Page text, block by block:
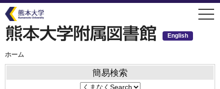
イ
コ
テ
ツ
移
English
パ
ン
く
ホーム
簡易検索